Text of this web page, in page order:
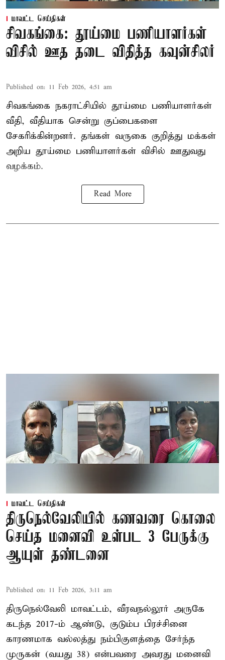
மாவட்ட செய்திகள்
சிவகங்கை: தூய்மை பணியாளர்கள்
விசில் ஊத தடை விதித்த கவுன்சிலர்
Published on: 11 Feb 2026, 4:51 am
சிவகங்கை நகராட்சியில் தூய்மை பணியாளர்கள்
வீதி, வீதியாக சென்று குப்பைகளை
சேகரிக்கின்றனர். தங்கள் வருகை குறித்து மக்கள்
அறிய தூய்மை பணியாளர்கள் விசில் ஊதுவது
வழக்கம்.
Read More
மாவட்ட செய்திகள்
திருநெல்வேலியில் கணவரை கொலை
செய்த மனைவி உள்பட 3 பேருக்கு
ஆயுள் தண்டனை
Published on: 11 Feb 2026, 3:11 am
திருநெல்வேலி மாவட்டம், வீரவநல்லூர் அருகே
கடந்த 2017-ம் ஆண்டு, குடும்ப பிரச்சினை
காரணமாக வல்லத்து நம்பிகுளத்தை சேர்ந்த
முருகன் (வயது 38) என்பவரை அவரது மனைவி